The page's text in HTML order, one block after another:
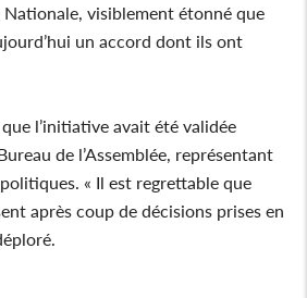
Nationale, visiblement étonné que
un accord dont ils ont
l’initiative avait été validée
de l’Assemblée, représentant
« Il est regrettable que
après coup de décisions prises en